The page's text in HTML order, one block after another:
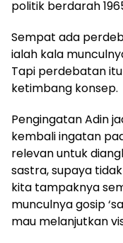
politik berdarah
Sempat ada
ialah kala
Tapi perdebatan
ketimbang konsep.
Pengingatan Adin
kembali ingatan
relevan untuk
sastra, supaya
kita tampaknya
munculnya gosip
mau melanjutkan